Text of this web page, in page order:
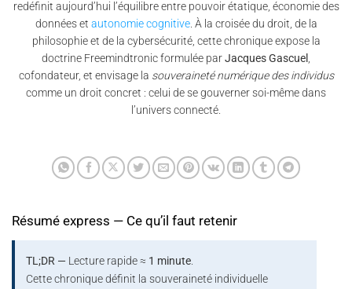
redéfinit aujourd’hui l’équilibre entre pouvoir étatique, économie des
données et autonomie cognitive. À la croisée du droit, de la
philosophie et de la cybersécurité, cette chronique expose la
doctrine Freemindtronic formulée parJacques Gascuel
cofondateur, et envisage la souveraineté numérique des individus
comme un droit concret : celui de se gouverner soi-même dans
l’univers connecté.
Résumé express — Ce qu’il faut retenir
TL;DR — Lecture rapide ≈ 1 minute.
Cette chronique définit la souveraineté individuelle